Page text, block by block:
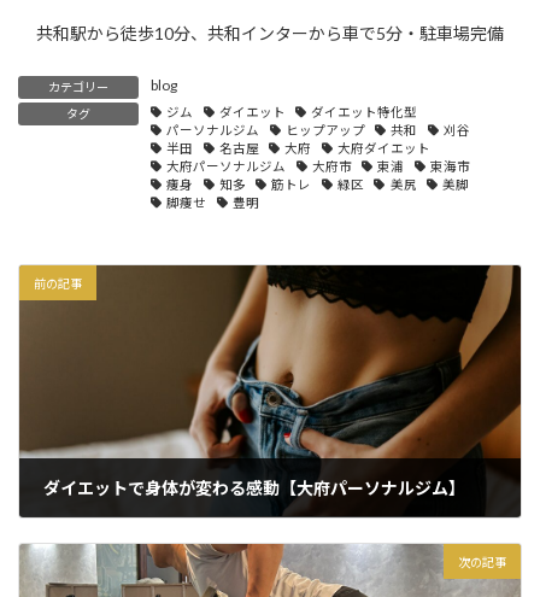
共和駅から徒歩10分、共和インターから車で5分・駐車場完備
カテゴリー blog
タグ ジム ダイエット
ダイエット特化型
パーソナルジム
ヒップアップ 共和
刈谷
半田
名古屋 大府
大府ダイエット
大府パーソナルジム
大府市 東浦
東海市
痩身
知多 筋トレ 緑区 美尻
美脚
脚痩せ
豊明
前の記事
ダイエットで身体が変わる感動【大府パーソナルジム】
次の記事